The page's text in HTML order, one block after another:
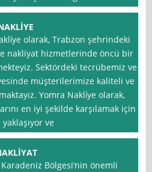
olarak, Trabzon şehrindeki
nakliyat hizmetlerinde öncü bir
Sektördeki tecrübemiz ve
müşterilerimize kaliteli ve
Yomra Nakli̇ye olarak,
en iyi şekilde karşılamak için
ve
Bölgesi’nin önemli